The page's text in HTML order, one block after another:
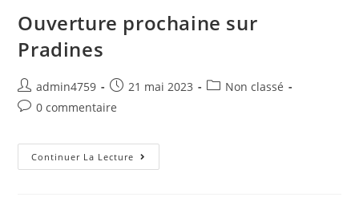
Ouverture prochaine sur
Pradines
admin4759 21 mai 2023
Non classé
0 commentaire
Continuer La Lecture